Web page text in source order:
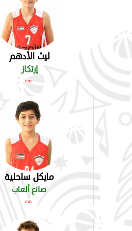
ليث الأدهم
إرتكاز
cm
مايكل ساحلية
صانع ألعاب
cm